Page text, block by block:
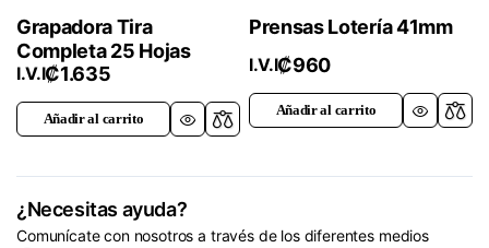
Grapadora Tira
Completa 25 Hojas
₡1.635
I.V.I
Añadir al carrito
Prensas Lotería 41mm
₡960
I.V.I
Añadir al carrito
¿Necesitas ayuda?
Comunícate con nosotros a través de los diferentes medios